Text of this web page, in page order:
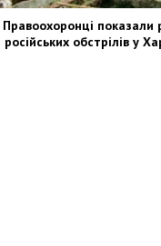
Правоохоронці показали
російських обстрілів у